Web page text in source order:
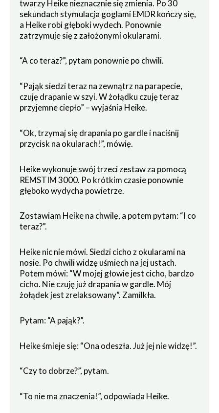
twarzy Heike nieznacznie się zmienia. Po 30
sekundach stymulacja goglami EMDR kończy się,
a Heike robi głęboki wydech. Ponownie
zatrzymuje się z założonymi okularami.
“A co teraz?”, pytam ponownie po chwili.
“Pająk siedzi teraz na zewnątrz na parapecie,
czuję drapanie w szyi. W żołądku czuję teraz
przyjemne ciepło” – wyjaśnia Heike.
“Ok, trzymaj się drapania po gardle i naciśnij
przycisk na okularach!”, mówię.
Heike wykonuje swój trzeci zestaw za pomocą
REMSTIM 3000. Po krótkim czasie ponownie
głęboko wydycha powietrze.
Zostawiam Heike na chwilę, a potem pytam: “I co
teraz?”.
Heike nic nie mówi. Siedzi cicho z okularami na
nosie. Po chwili widzę uśmiech na jej ustach.
Potem mówi: “W mojej głowie jest cicho, bardzo
cicho. Nie czuję już drapania w gardle. Mój
żołądek jest zrelaksowany”. Zamilkła.
Pytam: “A pająk?”.
Heike śmieje się: “Ona odeszła. Już jej nie widzę!”.
“Czy to dobrze?”, pytam.
“To nie ma znaczenia!”, odpowiada Heike.